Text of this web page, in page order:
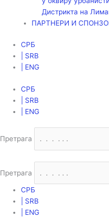
Дистрикта на
ПАРТНЕРИ И
СРБ
| SRB
| ENG
СРБ
| SRB
| ENG
Претрага
Претрага
СРБ
| SRB
| ENG